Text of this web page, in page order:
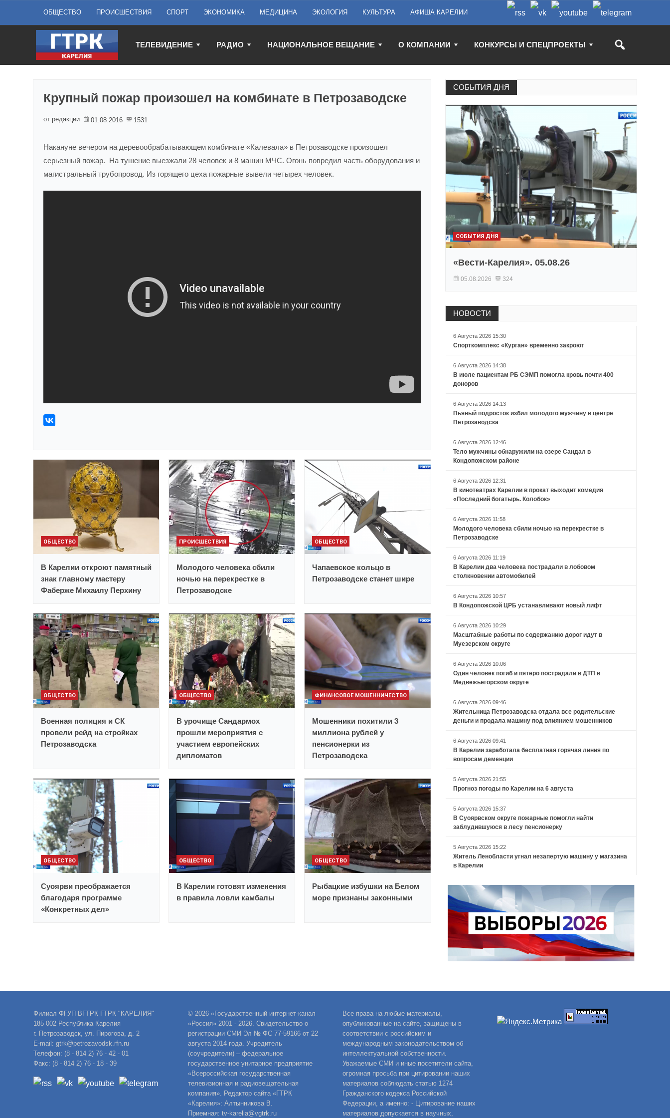
ОБЩЕСТВО ПРОИСШЕСТВИЯ СПОРТ ЭКОНОМИКА МЕДИЦИНА ЭКОЛОГИЯ КУЛЬТУРА АФИША КАРЕЛИИ
ТЕЛЕВИДЕНИЕ РАДИО НАЦИОНАЛЬНОЕ ВЕЩАНИЕ О КОМПАНИИ КОНКУРСЫ И СПЕЦПРОЕКТЫ
Крупный пожар произошел на комбинате в Петрозаводске
от редакции 01.08.2016 1531
Накануне вечером на деревообрабатывающем комбинате «Калевала» в Петрозаводске произошел
серьезный пожар. На тушение выезжали 28 человек и 8 машин МЧС. Огонь повредил часть оборудования и
магистральный трубопровод. Из горящего цеха пожарные вывели четырех человек.
ОБЩЕСТВО
В Карелии откроют памятный
знак главному мастеру
Фаберже Михаилу Перхину
ПРОИСШЕСТВИЯ
Молодого человека сбили
ночью на перекрестке в
Петрозаводске
ОБЩЕСТВО
Чапаевское кольцо в
Петрозаводске станет шире
ОБЩЕСТВО
Военная полиция и СК
провели рейд на стройках
Петрозаводска
ОБЩЕСТВО
В урочище Сандармох
прошли мероприятия с
участием европейских
дипломатов
ФИНАНСОВОЕ МОШЕННИЧЕСТВО
Мошенники похитили 3
миллиона рублей у
пенсионерки из
Петрозаводска
ОБЩЕСТВО
Суоярви преображается
благодаря программе
«Конкретных дел»
ОБЩЕСТВО
В Карелии готовят изменения
в правила ловли камбалы
ОБЩЕСТВО
Рыбацкие избушки на Белом
море признаны законными
СОБЫТИЯ ДНЯ
СОБЫТИЯ ДНЯ
«Вести-Карелия». 05.08.26
05.08.2026 324
НОВОСТИ
6 Августа 2026 15:30
Спорткомплекс «Курган» временно закроют
6 Августа 2026 14:38
В июле пациентам РБ СЭМП помогла кровь почти 400
доноров
6 Августа 2026 14:13
Пьяный подросток избил молодого мужчину в центре
Петрозаводска
6 Августа 2026 12:46
Тело мужчины обнаружили на озере Сандал в
Кондопожском районе
6 Августа 2026 12:31
В кинотеатрах Карелии в прокат выходит комедия
«Последний богатырь. Колобок»
6 Августа 2026 11:58
Молодого человека сбили ночью на перекрестке в
Петрозаводске
6 Августа 2026 11:19
В Карелии два человека пострадали в лобовом
столкновении автомобилей
6 Августа 2026 10:57
В Кондопожской ЦРБ устанавливают новый лифт
6 Августа 2026 10:29
Масштабные работы по содержанию дорог идут в
Муезерском округе
6 Августа 2026 10:06
Один человек погиб и пятеро пострадали в ДТП в
Медвежьегорском округе
6 Августа 2026 09:46
Жительница Петрозаводска отдала все родительские
деньги и продала машину под влиянием мошенников
6 Августа 2026 09:41
В Карелии заработала бесплатная горячая линия по
вопросам деменции
5 Августа 2026 21:55
Прогноз погоды по Карелии на 6 августа
5 Августа 2026 15:37
В Суоярвском округе пожарные помогли найти
заблудившуюся в лесу пенсионерку
5 Августа 2026 15:22
Житель Ленобласти угнал незапертую машину у магазина
в Карелии
Филиал ФГУП ВГТРК ГТРК "КАРЕЛИЯ"
185 002 Республика Карелия
г. Петрозаводск, ул. Пирогова, д. 2
E-mail: gtrk@petrozavodsk.rfn.ru
Телефон: (8 - 814 2) 76 - 42 - 01
Факс: (8 - 814 2) 76 - 18 - 39
© 2026 «Государственный интернет-канал
«Россия» 2001 - 2026. Свидетельство о
регистрации СМИ Эл № ФС 77-59166 от 22
августа 2014 года. Учредитель
(соучредители) – федеральное
государственное унитарное предприятие
«Всероссийская государственная
телевизионная и радиовещательная
компания». Редактор сайта «ГТРК
«Карелия»: Алтынникова В.
Приемная: tv-karelia@vgtrk.ru
Все права на любые материалы,
опубликованные на сайте, защищены в
соответствии с российским и
международным законодательством об
интеллектуальной собственности.
Уважаемые СМИ и иные посетители сайта,
огромная просьба при цитировании наших
материалов соблюдать статью 1274
Гражданского кодекса Российской
Федерации, а именно: - Цитирование наших
материалов допускается в научных,